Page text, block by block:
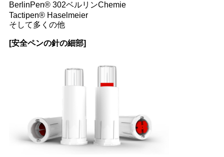
BerlinPen® 302ベルリンChemie
Tactipen® Haselmeier
そして多くの他
[安全ペンの針の細部]